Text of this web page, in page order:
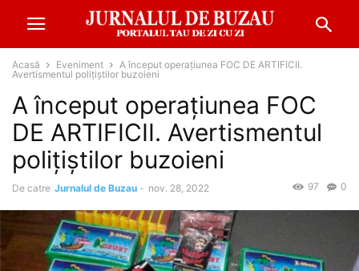
Acasă Eveniment
A început operațiunea FOC DE ARTIFICII.
Avertismentul polițiștilor buzoieni
A început operațiunea FOC
DE ARTIFICII. Avertismentul
polițiștilor buzoieni
De catre Jurnalul de Buzau - nov. 28, 2022 0
97